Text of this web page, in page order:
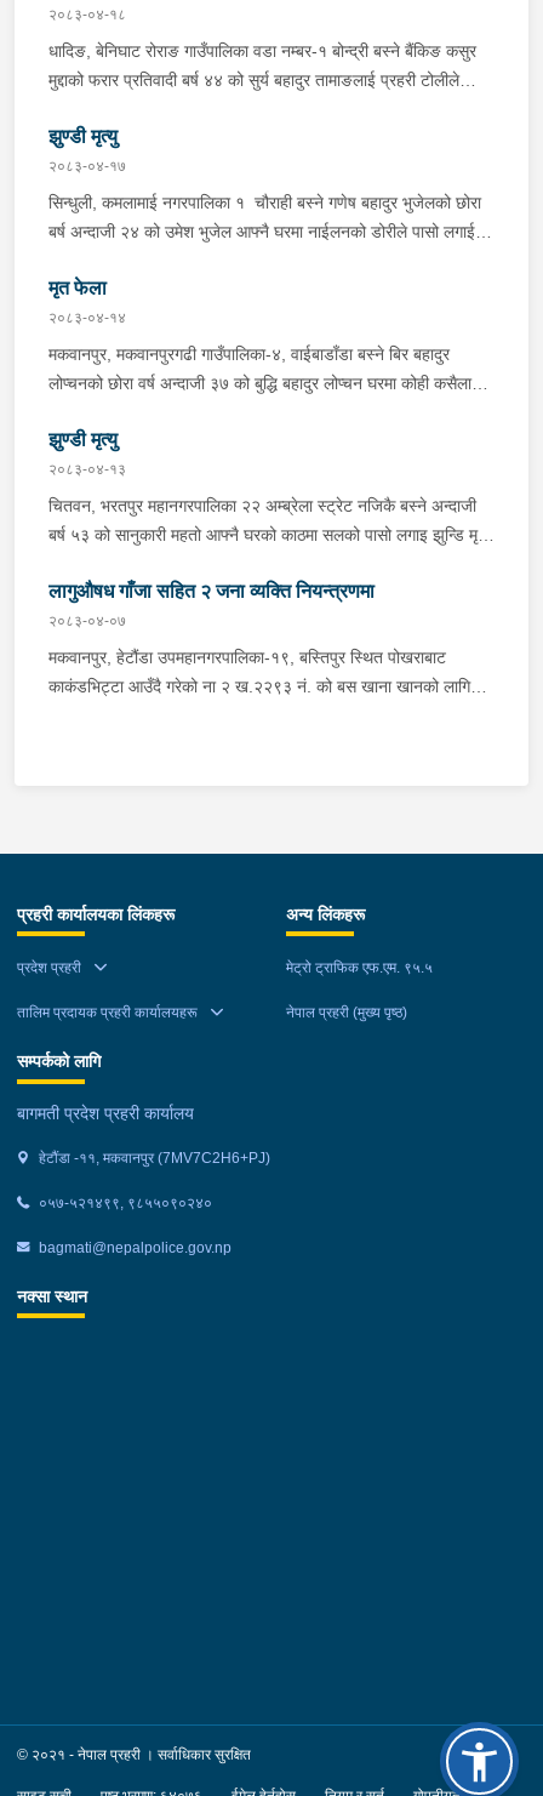
सिन्धुली कमलामाई नगरपालिका वडा नम्बर- १२ बस्ने बर्ष अन्दाजी-२९ को
चन्द्र बहादुर माझीले चलाएको म.प्र. व०४-००१ ज ००८६ नं. को
यात्रुबाहक E.V. हायसमा सवार जिल्ला सिराह मिर्चैया नगरपालिका-५ बस्ने
ल्याएको तरकारीको बोरा भित्र डब्बामा प्लास्टिकले पोका पारी लुकाई छिपाई
ल्याएको लागु औषध खैरो हिरोइन जस्तो देखिने गिलो पदार्थ ४५.१९० फेला
पारी नियन्त्रणमा लिई सोधपुछ गर्दा पछाडी मोटरसाइकलमा सवार चालक
अभिषेक कुमार साह र सवार राहुल कुमार मण्डलले उक्त सामान दिई पठाएको
भनि खुल्न आएको हुँदा मोटरसाइकल सहित निजहरुलाई नियन्त्रणमा लिई थप
अनुसन्धान कार्य भईरहेको ।
२०८३-०४-१८
धादिङ, बेनिघाट रोराङ गाउँपालिका वडा नम्बर-१ बोन्द्री बस्ने बैंकिङ कसुर
मुद्दाको फरार प्रतिवादी बर्ष ४४ को सुर्य बहादुर तामाङलाई प्रहरी टोलीले
झुण्डी मृत्यु
२०८३-०४-१७
सिन्धुली, कमलामाई नगरपालिका १ चौराही बस्ने गणेष बहादुर भुजेलको छोरा
बर्ष अन्दाजी २४ को उमेश भुजेल आफ्नै घरमा नाईलनको डोरीले पासो लगाई
घटनास्थलमा मुचुल्का सहित थप अनुसन्धान कार्य भइरहेको ।
मृत फेला
२०८३-०४-१४
मकवानपुर, मकवानपुरगढी गाउँपालिका-४, वाईबाडाँडा बस्ने बिर बहादुर
लोप्चनको छोरा वर्ष अन्दाजी ३७ को बुद्धि बहादुर लोप्चन घरमा कोही कसैलाई
मिति २०८३।०४।१४ गते सोहि स्थित कुसुमटार खोल्सामा घोप्टो परी मृत
अवस्थामा फेला परेको । यस घटना सम्बन्धमा थप अनुसन्धान कार्य भईरहेको
छ ।
झुण्डी मृत्यु
२०८३-०४-१३
चितवन, भरतपुर महानगरपालिका २२ अम्ब्रेला स्ट्रेट नजिकै बस्ने अन्दाजी
बर्ष ५३ को सानुकारी महतो आफ्नै घरको काठमा सलको पासो लगाइ झुन्डि मृत्यु
सहित थप अनुसन्धान कार्य भइरहेको ।
लागुऔषध गाँजा सहित २ जना व्यक्ति नियन्त्रणमा
२०८३-०४-०७
मकवानपुर, हेटौंडा उपमहानगरपालिका-१९, बस्तिपुर स्थित पोखराबाट
काकंडभिट्टा आउँदै गरेको ना २ ख.२२९३ नं. को बस खाना खानको लागि
लागुऔषध गाँजा २६ किलोग्राम २० ग्राम फेला परेको । लागुऔषध सहित
समिर मोक्तान र सोहि हेटौंडा उपमहानगरपालिका-१९, बस्तिपुर बस्ने वर्ष
भईरहेको छ ।
प्रहरी कार्यालयका लिंकहरू
प्रदेश प्रहरी
तालिम प्रदायक प्रहरी कार्यालयहरू
अन्य लिंकहरू
मेट्रो ट्राफिक एफ.एम. ९५.५
नेपाल प्रहरी (मुख्य पृष्ठ)
सम्पर्कको लागि
बागमती प्रदेश प्रहरी कार्यालय
हेटौंडा -११, मकवानपुर (7MV7C2H6+PJ)
०५७-५२१४९९, ९८५५०९०२४०
bagmati@nepalpolice.gov.np
नक्सा स्थान
© २०२१ - नेपाल प्रहरी । सर्वाधिकार सुरक्षित